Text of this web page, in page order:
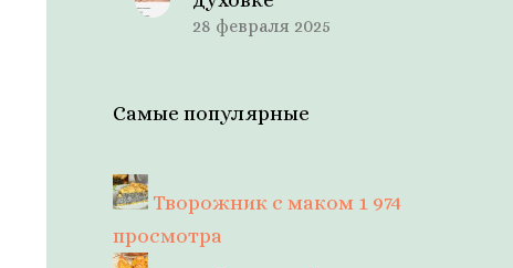
28 февраля 2025
Самые популярные
Творожник с маком 1 974
просмотра